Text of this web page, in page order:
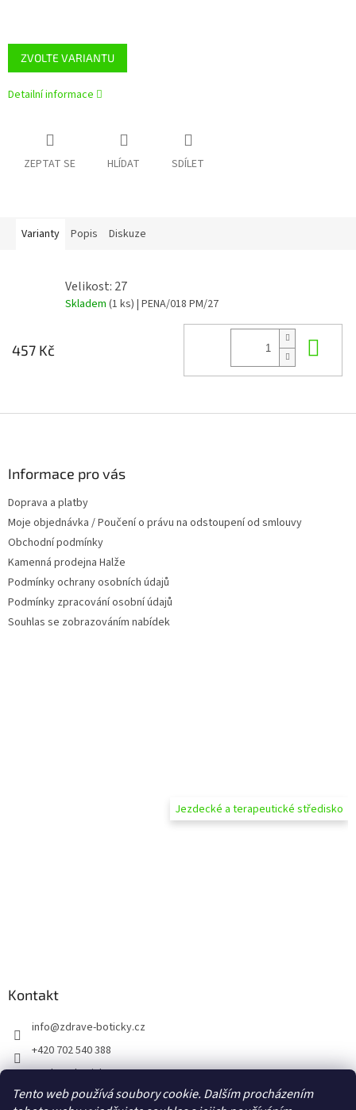
Tento web používá soubory cookie. Dalším procházením
ZVOLTE VARIANTU
Detailní informace
ZEPTAT SE HLÍDAT SDÍLET
Varianty Popis Diskuze
Velikost: 27
Skladem (1 ks) | PENA/018 PM/27
457 Kč
Informace pro vás
Doprava a platby
Moje objednávka / Poučení o právu na odstoupení od smlouvy
Obchodní podmínky
Kamenná prodejna Halže
Podmínky ochrany osobních údajů
Podmínky zpracování osobní údajů
Souhlas se zobrazováním nabídek
Jezdecké a terapeutické středisko
Kontakt
info@zdrave-boticky.cz
+420 702 540 388
@zdraveboticky
zdraveboticky